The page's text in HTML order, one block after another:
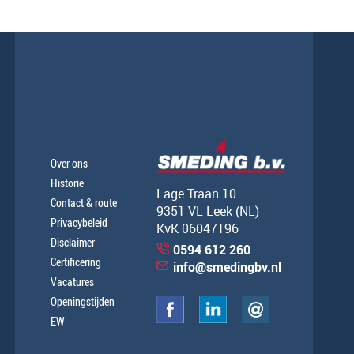
Over ons
Historie
Contact & route
Privacybeleid
Disclaimer
Certificering
Vacatures
Openingstijden
EW
Lage Traan 10
9351 VL Leek (NL)
KvK 06047196
0594 612 260
info@smedingbv.nl